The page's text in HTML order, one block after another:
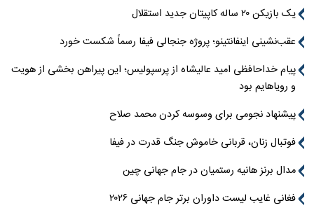
یک بازیکن ۲۰ ساله کاپیتان جدید استقلال
عقب‌نشینی اینفانتینو؛ پروژه جنجالی فیفا رسماً شکست خورد
پیام خداحافظی امید عالیشاه از پرسپولیس؛ این پیراهن بخشی از هویت
و رویاهایم بود
پیشنهاد نجومی برای وسوسه کردن محمد صلاح
فوتبال زنان، قربانی خاموش جنگ قدرت در فیفا
مدال برنز هانیه رستمیان در جام جهانی چین
فغانی غایب لیست داوران برتر جام جهانی ۲۰۲۶